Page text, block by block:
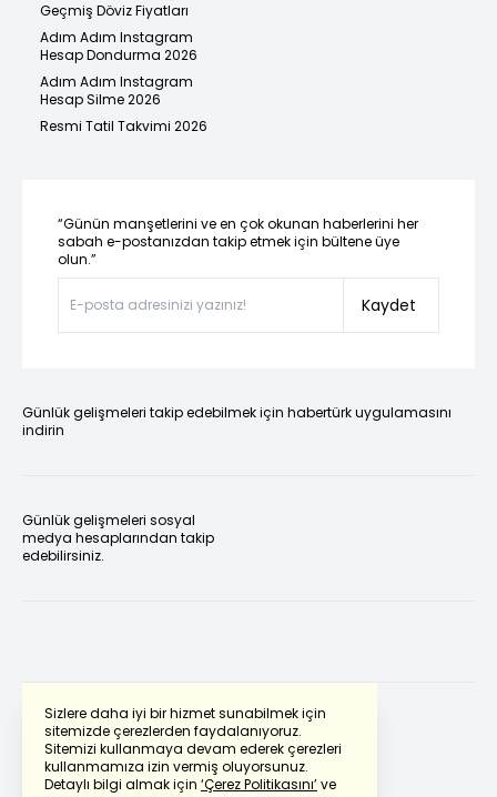
Sizlere daha iyi bir hizmet sunabilmek için
sitemizde çerezlerden faydalanıyoruz.
Sitemizi kullanmaya devam ederek çerezleri
kullanmamıza izin vermiş oluyorsunuz.
Detaylı bilgi almak için ‘Çerez Politikasını’ve
Geçmiş Döviz Fiyatları
Adım Adım Instagram
Hesap Dondurma 2026
Adım Adım Instagram
Hesap Silme 2026
Resmi Tatil Takvimi 2026
“Günün manşetlerini ve en çok okunan haberlerini her
sabah e-postanızdan takip etmek için bültene üye
olun.”
Kaydet
Günlük gelişmeleri takip edebilmek için habertürk uygulamasını
indirin
Günlük gelişmeleri sosyal
medya hesaplarından takip
edebilirsiniz.
Powered by Translate